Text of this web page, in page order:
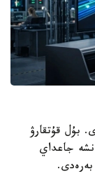
بۇل قۇتقارۋ
جاعداي